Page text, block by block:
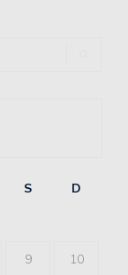
S
D
9 10